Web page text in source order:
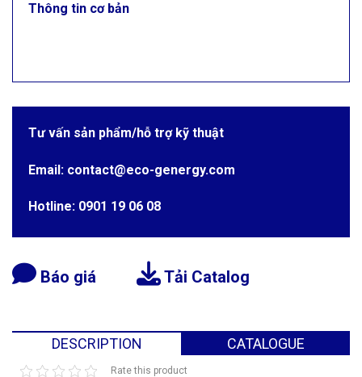
Thông tin cơ bản
Tư vấn sản phẩm/hỗ trợ kỹ thuật
Email: contact@eco-genergy.com
Hotline: 0901 19 06 08
Báo giá Tải Catalog
DESCRIPTION CATALOGUE
Rate this product